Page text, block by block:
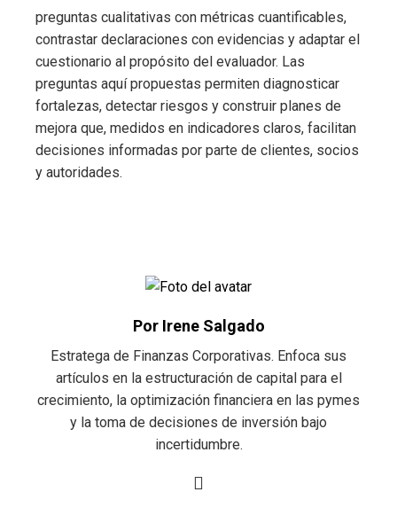
preguntas cualitativas con métricas cuantificables,
contrastar declaraciones con evidencias y adaptar el
cuestionario al propósito del evaluador. Las
preguntas aquí propuestas permiten diagnosticar
fortalezas, detectar riesgos y construir planes de
mejora que, medidos en indicadores claros, facilitan
decisiones informadas por parte de clientes, socios
y autoridades.
Por Irene Salgado
Estratega de Finanzas Corporativas. Enfoca sus
artículos en la estructuración de capital para el
crecimiento, la optimización financiera en las pymes
y la toma de decisiones de inversión bajo
incertidumbre.